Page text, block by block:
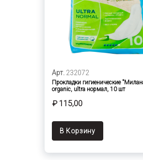
Арт. 232072
Прокладки гигиенические
organic, ultra нормал, 10 шт
₽ 115,00
В Корзину